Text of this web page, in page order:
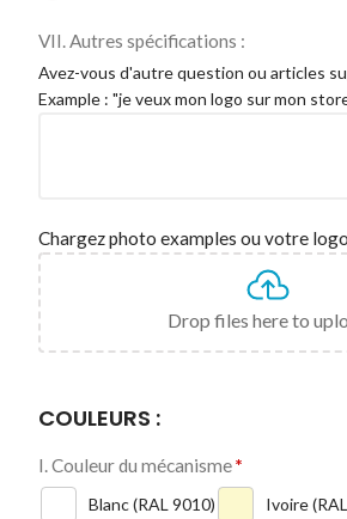
VII. Autres spécifications :
Avez-vous d'autre question ou articles
Example : "je veux mon logo sur mon
Chargez photo examples ou votre logo
Drop files here to
COULEURS :
I. Couleur du mécanisme*
Blanc (RAL 9010) Ivoire